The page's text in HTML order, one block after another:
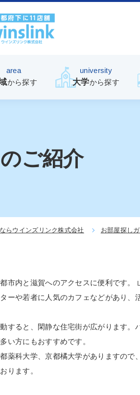
area
から探す
university
大学から探す
ご紹介
らウインズリンク株式会社 お部屋探し
市内と滋賀へのアクセスに便利です。
ーや若者に人気のカフェなどがあり、
すると、閑静な住宅街が広がります。
い方にもおすすめです。
薬科大学、京都橘大学がありますので
ります。